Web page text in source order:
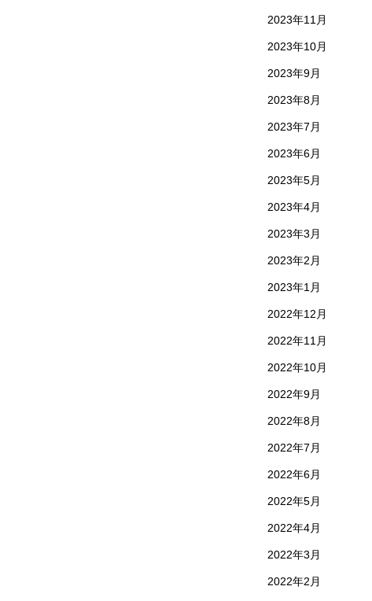
2023年11月
2023年10月
2023年9月
2023年8月
2023年7月
2023年6月
2023年5月
2023年4月
2023年3月
2023年2月
2023年1月
2022年12月
2022年11月
2022年10月
2022年9月
2022年8月
2022年7月
2022年6月
2022年5月
2022年4月
2022年3月
2022年2月